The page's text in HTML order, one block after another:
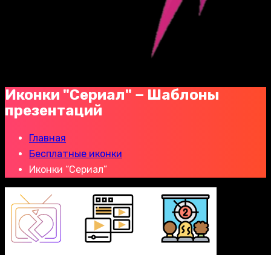
Иконки "Сериал" − Шаблоны
презентаций
Главная
Бесплатные иконки
Иконки “Сериал”